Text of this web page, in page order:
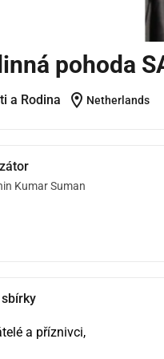
pohoda
a Rodina location_on Netherlands
Kumar Suman
a příznivci,